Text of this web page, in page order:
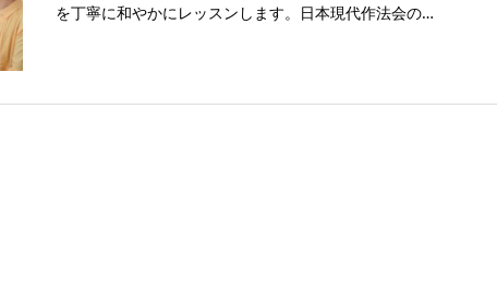
を丁寧に和やかにレッスンします。日本現代作法会の…